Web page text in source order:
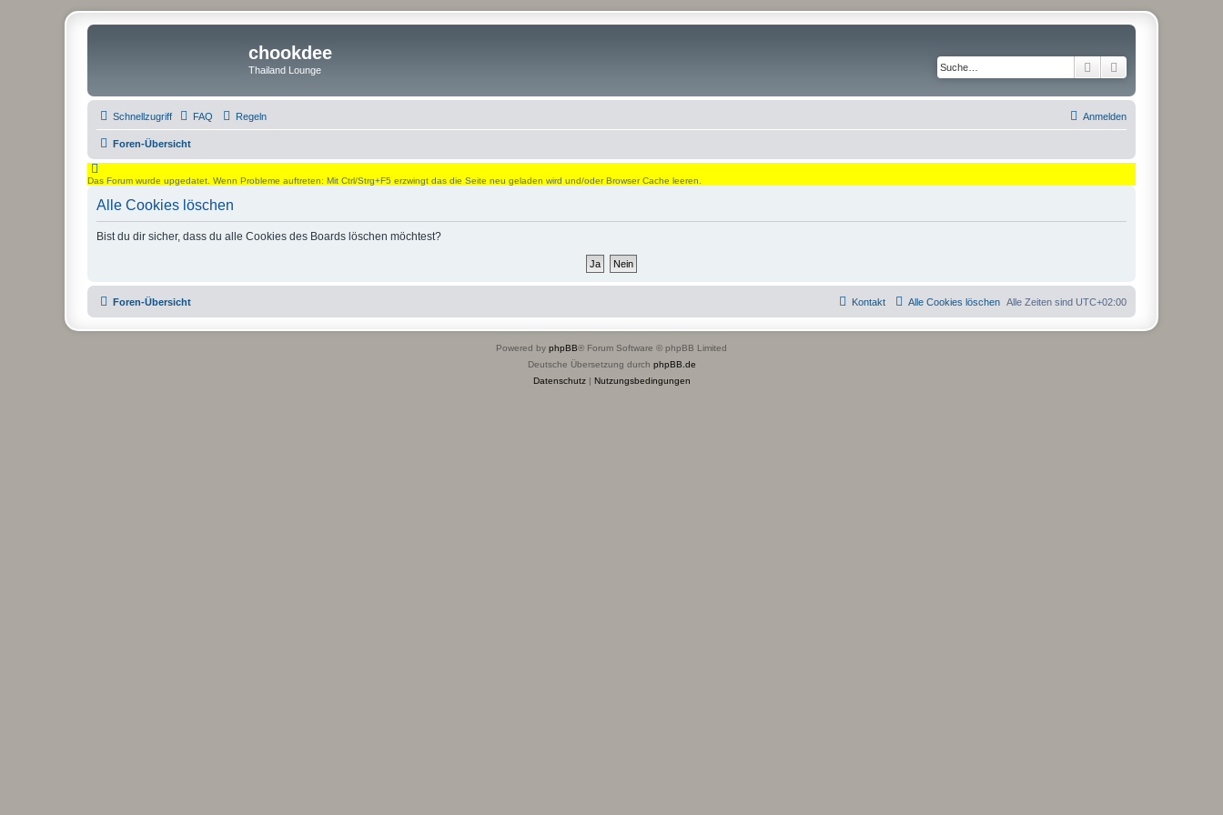
chookdee
Thailand Lounge Suche
Schnellzugriff FAQ Regeln Anmelden
Foren-Übersicht
Das Forum wurde upgedatet. Wenn Probleme auftreten: Mit Ctrl/Strg+F5 erzwingt das die Seite neu geladen wird und/oder Browser Cache leeren.
Alle Cookies löschen
Bist du dir sicher, dass du alle Cookies des Boards löschen möchtest?
Foren-Übersicht Alle Zeiten sind UTC+02:00
Alle Cookies löschen
Kontakt
Powered by phpBB® Forum Software © phpBB Limited
Deutsche Übersetzung durch phpBB.de
Datenschutz| Nutzungsbedingungen